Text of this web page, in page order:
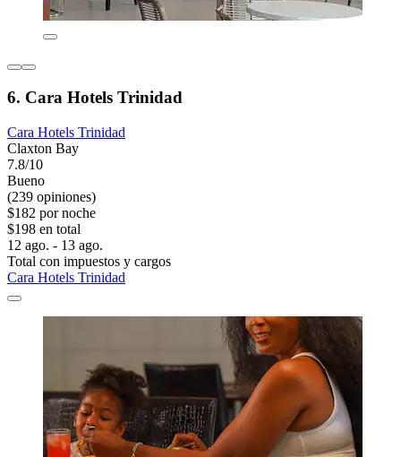
6. Cara Hotels Trinidad
Cara Hotels Trinidad
Claxton Bay
7.8/10
Bueno
(239 opiniones)
$182 por noche
$198 en total
12 ago. - 13 ago.
Total con impuestos y cargos
Cara Hotels Trinidad